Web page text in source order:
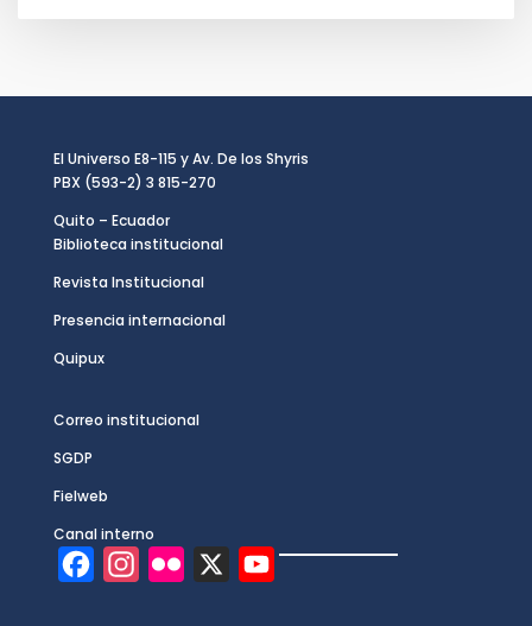
El Universo E8-115 y Av. De los Shyris
PBX (593-2) 3 815-270
Quito – Ecuador
Biblioteca institucional
Revista Institucional
Presencia internacional
Quipux
Correo institucional
SGDP
Fielweb
Canal interno
Y